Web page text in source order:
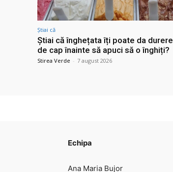
Știai că
Știai că înghețata îți poate da durere
de cap înainte să apuci să o înghiți?
Stirea Verde - 7 august 2026
Echipa
Ana Maria Bujor